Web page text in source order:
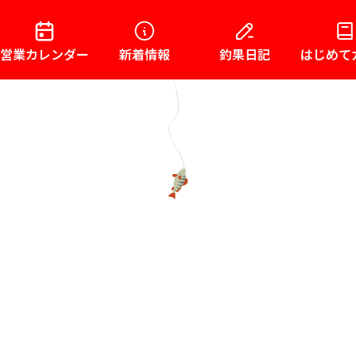
営業カレンダー 新着情報 釣果日記 はじめて